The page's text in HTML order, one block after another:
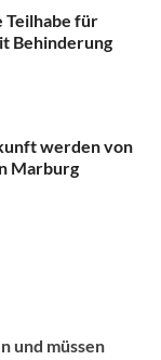
Teilhabe für
Behinderung
werden von
Marburg
und müssen